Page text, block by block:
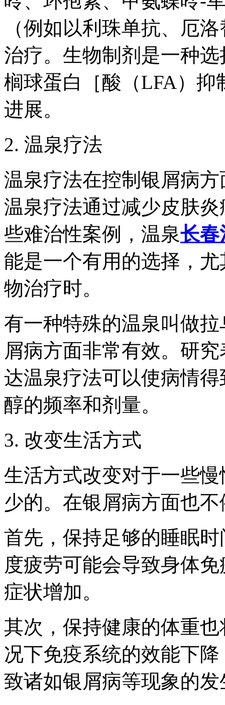
（例如以利珠单抗、厄
治疗。生物制剂是一种
榈球蛋白［酸（LFA）
进展。
2. 温泉疗法
温泉疗法在控制银屑病
温泉疗法通过减少皮肤
些难治性案例，温泉长春
能是一个有用的选择，
物治疗时。
有一种特殊的温泉叫做
屑病方面非常有效。研
达温泉疗法可以使病情
醇的频率和剂量。
3. 改变生活方式
生活方式改变对于一些
少的。在银屑病方面也不
首先，保持足够的睡眠
度疲劳可能会导致身体
症状增加。
其次，保持健康的体重
况下免疫系统的效能下
致诸如银屑病等现象的发